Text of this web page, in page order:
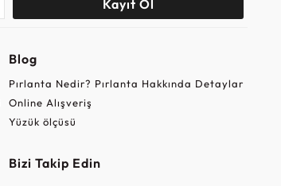
Kayıt Ol
Blog
Pırlanta Nedir? Pırlanta Hakkında Detaylar
Online Alışveriş
Yüzük ölçüsü
Bizi Takip Edin